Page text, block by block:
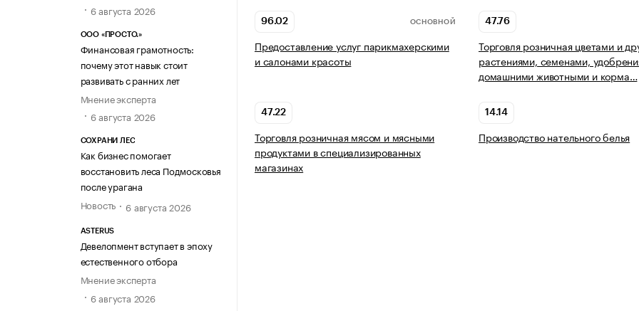
6 августа 2026
ООО «ПРОСТО.»
Финансовая грамотность:
почему этот навык стоит
развивать с ранних лет
Мнение эксперта
6 августа 2026
СОХРАНИ ЛЕС
Как бизнес помогает
восстановить леса Подмосковья
после урагана
Новость
6 августа 2026
ASTERUS
Девелопмент вступает в эпоху
естественного отбора
Мнение эксперта
6 августа 2026
96.02 ОСНОВНОЙ
Предоставление услуг парикмахерскими
и салонами красоты
47.76
Торговля розничная цветами и
растениями, семенами,
домашними животными и корма…
47.22
Торговля розничная мясом и мясными
продуктами в специализированных
магазинах
14.14
Производство нательного белья